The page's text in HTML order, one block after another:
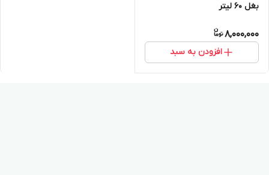
بغل ۶۰ لیتر
8,000,000
افزودن به سبد